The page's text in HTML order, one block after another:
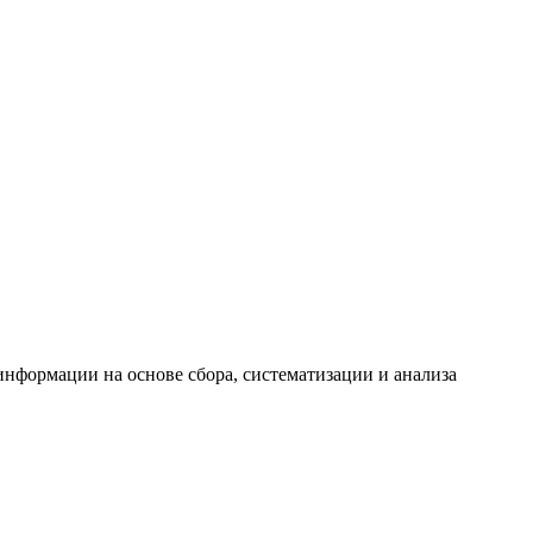
на основе сбора, систематизации и анализа